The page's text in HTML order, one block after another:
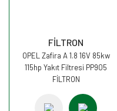
FİLTRON
OPEL Zafira A 1.8 16V 85kw
115hp Yakıt Filtresi PP905
FİLTRON